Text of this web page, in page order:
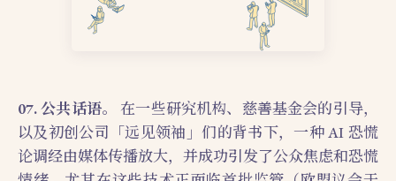
07. 公共话语。
在一些研究机构、慈善基金会的引导，
以及初创公司「远见领袖」们的背书下，一种 AI 恐慌
论调经由媒体传播放大，并成功引发了公众焦虑和恐慌